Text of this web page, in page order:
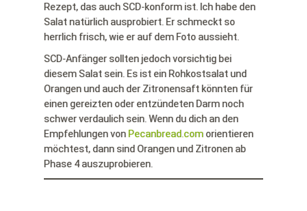
Rezept, das auch SCD-konform ist. Ich habe den
Salat natürlich ausprobiert. Er schmeckt so
herrlich frisch, wie er auf dem Foto aussieht.
SCD-Anfänger sollten jedoch vorsichtig bei
diesem Salat sein. Es ist ein Rohkostsalat und
Orangen und auch der Zitronensaft könnten für
einen gereizten oder entzündeten Darm noch
schwer verdaulich sein. Wenn du dich an den
Empfehlungen von Pecanbread.comorientieren
möchtest, dann sind Orangen und Zitronen ab
Phase 4 auszuprobieren.